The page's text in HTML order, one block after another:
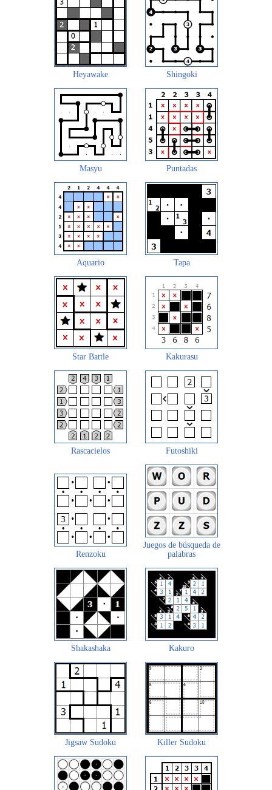
Heyawake Shingoki
Masyu Puntadas
Aquario Tapa
Star Battle Kakurasu
Rascacielos Futoshiki
Renzoku
Juegos de búsqueda de
palabras
Shakashaka Kakuro
Jigsaw Sudoku Killer Sudoku